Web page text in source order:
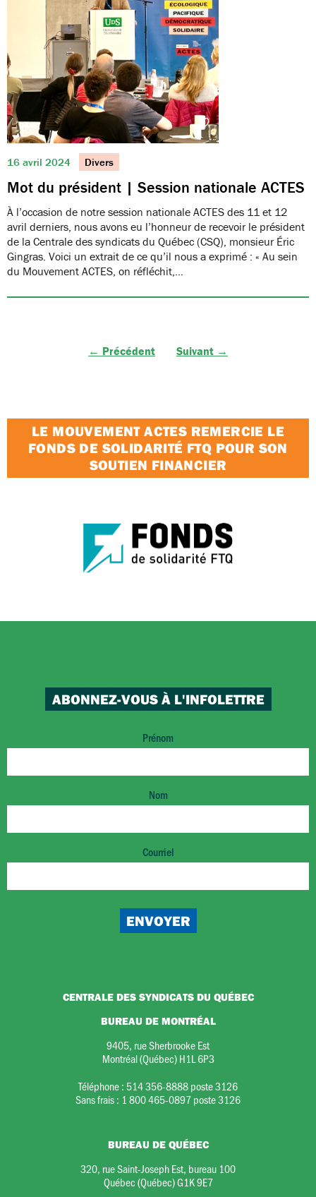
16 avril 2024 Divers
Mot du président | Session nationale ACTES
À l’occasion de notre session nationale ACTES des 11 et 12
avril derniers, nous avons eu l’honneur de recevoir le président
de la Centrale des syndicats du Québec (CSQ), monsieur Éric
Gingras. Voici un extrait de ce qu’il nous a exprimé : « Au sein
du Mouvement ACTES, on réfléchit,…
← Précédent Suivant →
LE MOUVEMENT ACTES REMERCIE LE
FONDS DE SOLIDARITÉ FTQ POUR SON
SOUTIEN FINANCIER
ABONNEZ-VOUS À L'INFOLETTRE
Prénom
Nom
Courriel
CENTRALE DES SYNDICATS DU QUÉBEC
BUREAU DE MONTRÉAL
9405, rue Sherbrooke Est
Montréal (Québec) H1L 6P3
Téléphone : 514 356-8888 poste 3126
Sans frais : 1 800 465-0897 poste 3126
BUREAU DE QUÉBEC
320, rue Saint-Joseph Est, bureau 100
Québec (Québec) G1K 9E7